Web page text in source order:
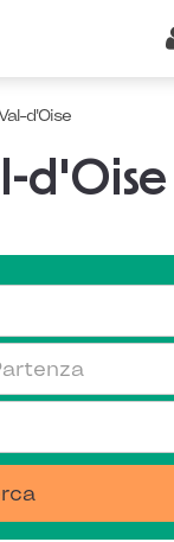
d'Oise
d'Oise